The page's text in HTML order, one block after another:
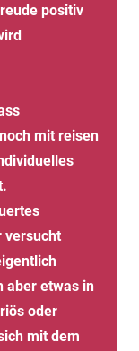
positiv
mit reisen
versucht
aber etwas in
oder
mit dem